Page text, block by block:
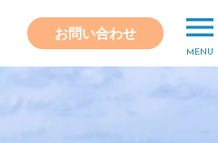
お問い合わせ menu
MENU